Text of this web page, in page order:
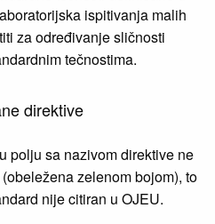
ispitivanja malih
za određivanje sličnosti
tečnostima.
direktive
polju sa nazivom direktive ne
zelenom bojom), to
nije citiran u OJEU.